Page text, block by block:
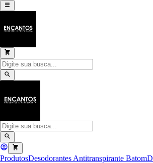
ProdutosDesodorantes Antitranspirante Batom